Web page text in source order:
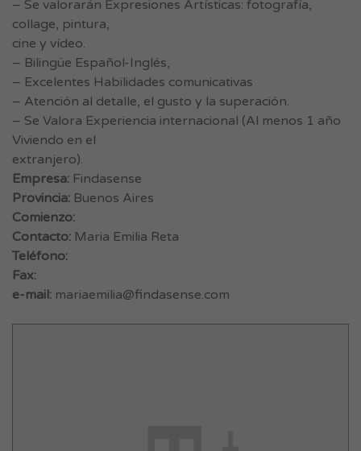
– Se valorarán Expresiones Artísticas: fotografía,
collage, pintura,
cine y vídeo.
– Bilingüe Español-Inglés,
– Excelentes Habilidades comunicativas
– Atención al detalle, el gusto y la superación.
– Se Valora Experiencia internacional (Al menos 1 año
Viviendo en el
extranjero).
Empresa: Findasense
Provincia: Buenos Aires
Comienzo:
Contacto: Maria Emilia Reta
Teléfono:
Fax:
e-mail: mariaemilia@findasense.com